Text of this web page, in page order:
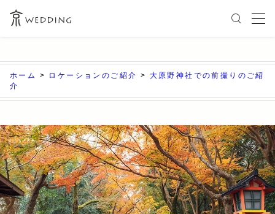
ホーム > ロケーションのご紹介 > 大原野神社での前撮りのご紹
介